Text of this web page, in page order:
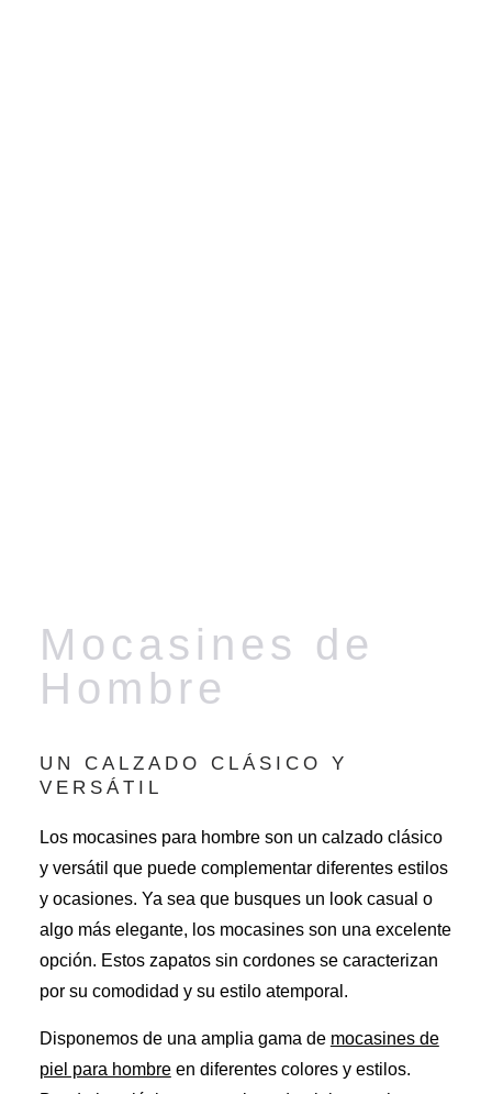
Mocasines de
Hombre
UN CALZADO CLÁSICO Y
VERSÁTIL
Los mocasines para hombreson un calzado clásico
y versátil que puede complementar diferentes estilos
y ocasiones. Ya sea que busques un look casual o
algo más elegante, los mocasines son una excelente
opción. Estos zapatos sin cordones se caracterizan
por su comodidad y su estilo atemporal.
Disponemos de una amplia gama de mocasines de
piel para hombreen diferentes colores y estilos.